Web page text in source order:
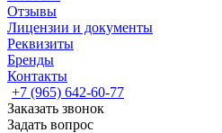
Отзывы
Лицензии и документы
Реквизиты
Бренды
Контакты
+7 (965) 642-60-77
Заказать звонок
Задать вопрос